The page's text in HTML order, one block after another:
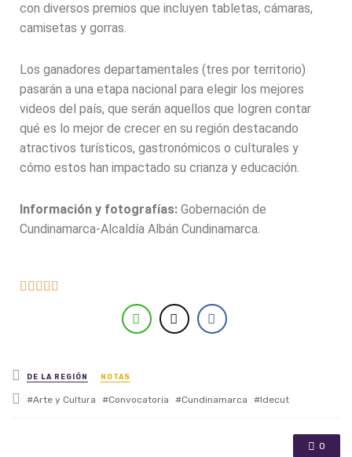
con diversos premios que incluyen tabletas, cámaras,
camisetas y gorras.
Los ganadores departamentales (tres por territorio)
pasarán a una etapa nacional para elegir los mejores
videos del país, que serán aquellos que logren contar
qué es lo mejor de crecer en su región destacando
atractivos turísticos, gastronómicos o culturales y
cómo estos han impactado su crianza y educación.
Información y fotografías: Gobernación de
Cundinamarca-Alcaldía Albán Cundinamarca.
    
Posted in
DE LA REGIÓN NOTAS
Tagged with
Arte y Cultura Convocatoria Cundinamarca Idecut
0